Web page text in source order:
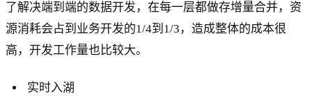
了解决端到端的数据开发，在每一层都做存增量合并，资
源消耗会占到业务开发的1/4到1/3，造成整体的成本很
高，开发工作量也比较大。
实时入湖